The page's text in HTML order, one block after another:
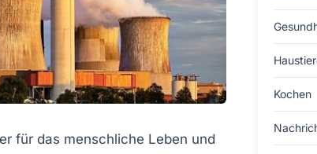
für das menschliche Leben und
Kochen